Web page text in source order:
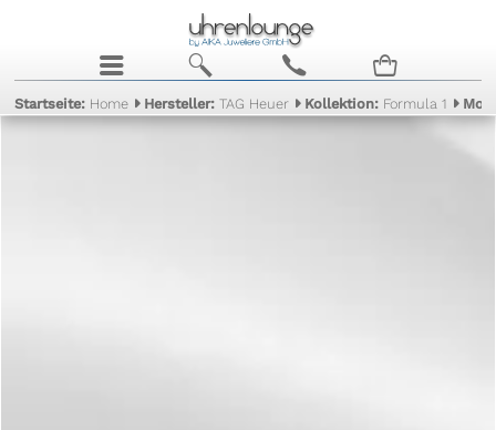
j b c n
Startseite: Home Hersteller:TAG Heuer Kollektion: Formula 1